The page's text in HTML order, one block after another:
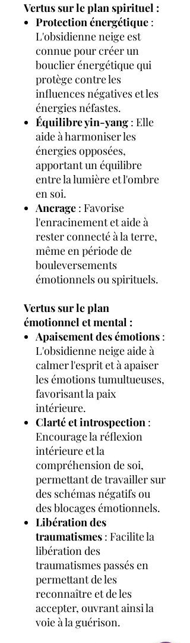
Vertus sur le plan spirituel :
Protection énergétique :
L'obsidienne neige est
connue pour créer un
bouclier énergétique qui
protège contre les
influences négatives et les
énergies néfastes.
Équilibre yin-yang : Elle
aide à harmoniser les
énergies opposées,
apportant un équilibre
entre la lumière et l'ombre
en soi.
Ancrage : Favorise
l'enracinement et aide à
rester connecté à la terre,
même en période de
bouleversements
émotionnels ou spirituels.
Vertus sur le plan
émotionnel et mental :
Apaisement des émotions :
L'obsidienne neige aide à
calmer l'esprit et à apaiser
les émotions tumultueuses,
favorisant la paix
intérieure.
Clarté et introspection :
Encourage la réflexion
intérieure et la
compréhension de soi,
permettant de travailler sur
des schémas négatifs ou
des blocages émotionnels.
Libération des
traumatismes : Facilite la
libération des
traumatismes passés en
permettant de les
reconnaître et de les
accepter, ouvrant ainsi la
voie à la guérison.